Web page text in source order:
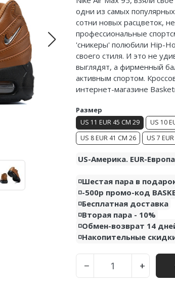
одни из самых
сотни новых расцветок,
профессиональные
'сникеры' полюбили Hip-
своего стиля. И это не
выглядят, а фирменный
активным спортом.
интернет-магазине
Размер
US 11 EUR 45 CM 29 US 10
US 8 EUR 41 CM 26
US 7
US-Америка. EUR-
◽️Шестая пара в
◽️-500р промо-код
◽️Бесплатная доставка
◽️Вторая пара - 10%
◽️Обмен-возврат 14
◽️Накопительные
− +